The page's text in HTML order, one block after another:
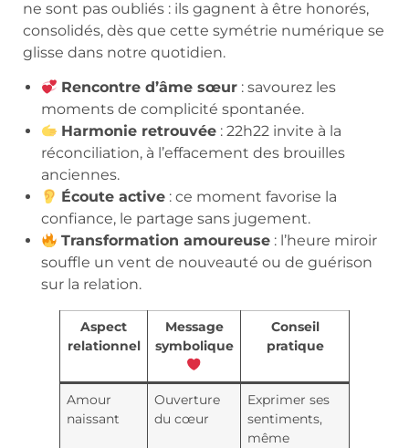
ne sont pas oubliés : ils gagnent à être honorés,
consolidés, dès que cette symétrie numérique se
glisse dans notre quotidien.
Rencontre d’âme sœur : savourez les
moments de complicité spontanée.
Harmonie retrouvée : 22h22 invite à la
réconciliation, à l’effacement des brouilles
anciennes.
Écoute active : ce moment favorise la
confiance, le partage sans jugement.
Transformation amoureuse : l’heure miroir
souffle un vent de nouveauté ou de guérison
sur la relation.
Aspect
relationnel
Message
symbolique
Conseil
pratique
Amour
naissant
Ouverture
du cœur
Exprimer ses
sentiments,
même